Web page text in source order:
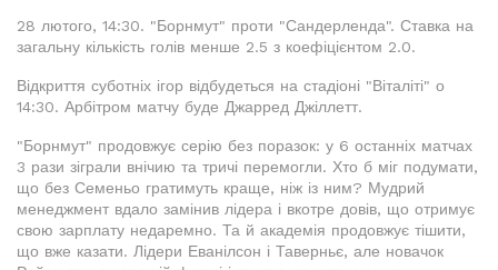
28 лютого, 14:30. "Борнмут" проти "Сандерленда". Ставка на
загальну кількість голів менше 2.5 з коефіцієнтом 2.0.
Відкриття суботніх ігор відбудеться на стадіоні "Віталіті" о
14:30. Арбітром матчу буде Джарред Джіллетт.
"Борнмут" продовжує серію без поразок: у 6 останніх матчах
3 рази зіграли внічию та тричі перемогли. Хто б міг подумати,
що без Семеньо гратимуть краще, ніж із ним? Мудрий
менеджмент вдало замінив лідера і вкотре довів, що отримує
свою зарплату недаремно. Та й академія продовжує тішити,
що вже казати. Лідери Еванілсон і Таверньє, але новачок